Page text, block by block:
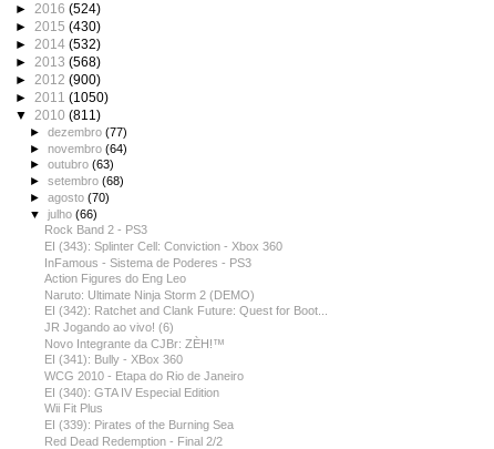
► 2016 (524)
► 2015 (430)
► 2014 (532)
► 2013 (568)
► 2012 (900)
► 2011 (1050)
▼ 2010 (811)
►dezembro(77)
►novembro(64)
►outubro(63)
►setembro(68)
►agosto(70)
▼julho(66)
Rock Band 2 - PS3
EI (343): Splinter Cell: Conviction - Xbox 360
InFamous - Sistema de Poderes - PS3
Action Figures do Eng Leo
Naruto: Ultimate Ninja Storm 2 (DEMO)
EI (342): Ratchet and Clank Future: Quest for Boot...
JR Jogando ao vivo! (6)
Novo Integrante da CJBr: ZÈH!™
EI (341): Bully - XBox 360
WCG 2010 - Etapa do Rio de Janeiro
EI (340): GTA IV Especial Edition
Wii Fit Plus
EI (339): Pirates of the Burning Sea
Red Dead Redemption - Final 2/2